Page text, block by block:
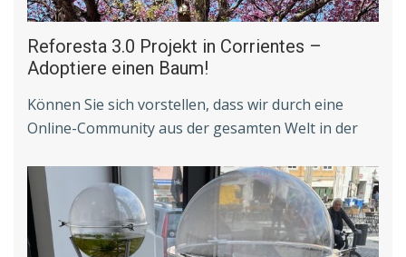
Reforesta 3.0 Projekt in Corrientes –
Adoptiere einen Baum!
Können Sie sich vorstellen, dass wir durch eine
Online-Community aus der gesamten Welt in der